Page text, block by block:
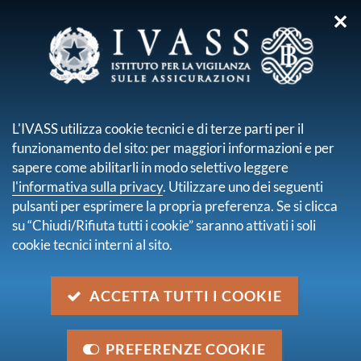
sei qui:
Regolamenti europei
pagina 1 di 1
Rettifica al Regolamento delegato (UE) 2019/981
dell'8 marzo 2019
Rettifica al Regolamento delegato UE 2019/981, in
assicurazione e di riassicurazione.
8 marzo 2019
Regolamento delegato (UE) 2019/981 dell'8 marzo
✕
L'IVASS utilizza cookie tecnici e di terze parti per il
funzionamento del sito: per maggiori informazioni e per
sapere come abilitarli in modo selettivo leggere
l'informativa sulla privacy. Utilizzare uno dei seguenti
pulsanti per esprimere la propria preferenza. Se si clicca
su “Chiudi/Rifiuta tutti i cookie” saranno attivati i soli
cookie tecnici interni al sito.
ACCETTA TUTTI I COOKIE
PREFERENZE COOKIE